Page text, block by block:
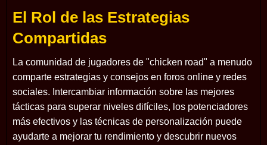
El Rol de las Estrategias
Compartidas
La comunidad de jugadores de "chicken road" a menudo
comparte estrategias y consejos en foros online y redes
sociales. Intercambiar información sobre las mejores
tácticas para superar niveles difíciles, los potenciadores
más efectivos y las técnicas de personalización puede
ayudarte a mejorar tu rendimiento y descubrir nuevos